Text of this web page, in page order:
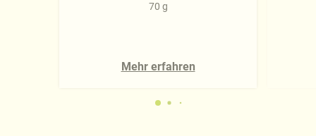
70 g
Mehr erfahren